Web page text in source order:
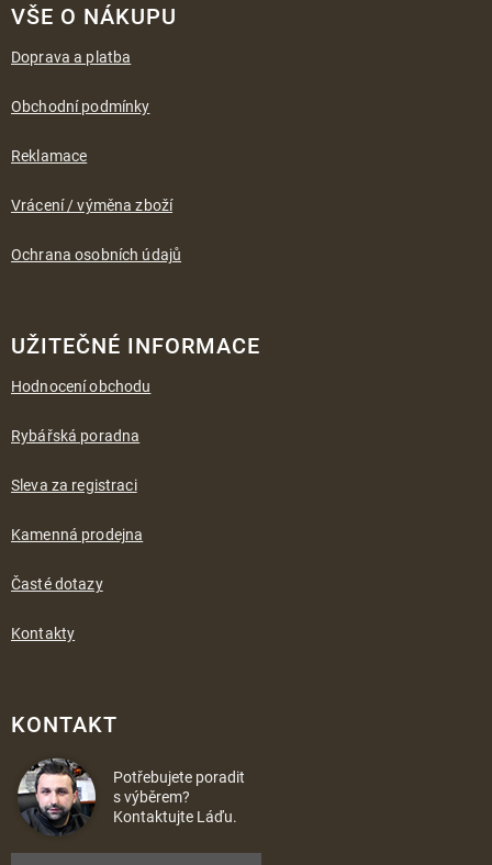
VŠE O NÁKUPU
Doprava a platba
Obchodní podmínky
Reklamace
Vrácení / výměna zboží
Ochrana osobních údajů
UŽITEČNÉ INFORMACE
Hodnocení obchodu
Rybářská poradna
Sleva za registraci
Kamenná prodejna
Časté dotazy
Kontakty
KONTAKT
Potřebujete poradit
s výběrem?
Kontaktujte Láďu.